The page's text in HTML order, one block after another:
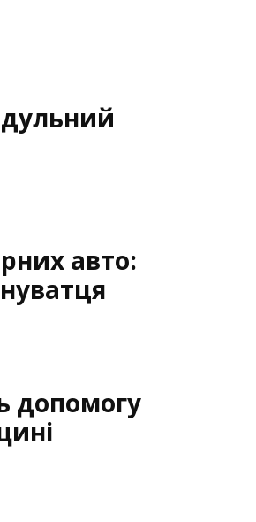
авто:
допомогу